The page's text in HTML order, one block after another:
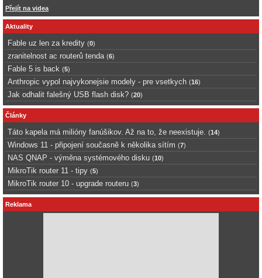
Přejít na videa
Aktuality
Fable uz len za kredity (0)
zranitelnost ac routerů tenda (6)
Fable 5 is back (5)
Anthropic vypol najvykonejsie modely - pre vsetkych (16)
Jak odhalit falešný USB flash disk? (20)
Články
Táto kapela má milióny fanúšikov. Až na to, že neexistuje. (14)
Windows 11 - připojení současně k několika sítím (7)
NAS QNAP - výměna systémového disku (10)
MikroTik router 11 - tipy (5)
MikroTik router 10 - upgrade routeru (3)
Reklama